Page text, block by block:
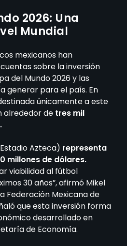
2026: Una
Mundial
mexicanos han
sobre la inversión
del Mundo 2026 y las
generar para el país. En
únicamente a este
alrededor de tres mil
Azteca) representa
millones de dólares.
viabilidad al fútbol
30 años”, afirmó Mikel
Federación Mexicana de
que esta inversión forma
desarrollado en
de Economía.